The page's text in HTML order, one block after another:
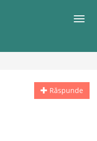
Răspunde